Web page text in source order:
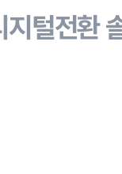
지털전환